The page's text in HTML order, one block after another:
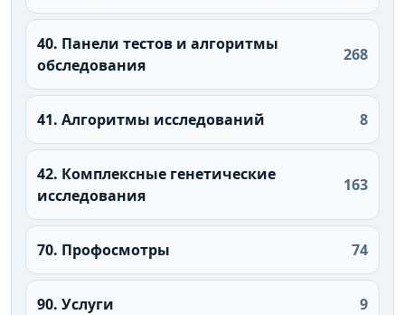
40. Панели тестов и алгоритмы
обследования
268
41. Алгоритмы исследований 8
42. Комплексные генетические
исследования
163
70. Профосмотры 74
90. Услуги 9